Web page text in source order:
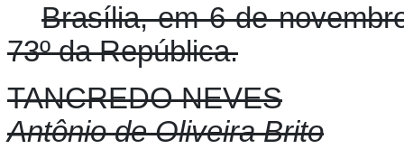
Brasília, em 6 de
73º da República.
TANCREDO NEVES
Antônio de Oliveira Brito